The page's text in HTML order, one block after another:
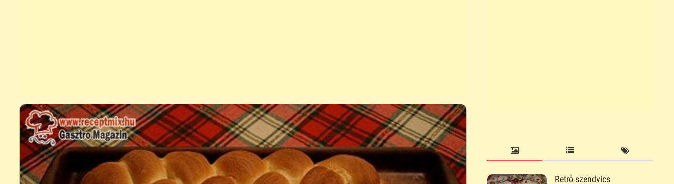
Retró szendvics